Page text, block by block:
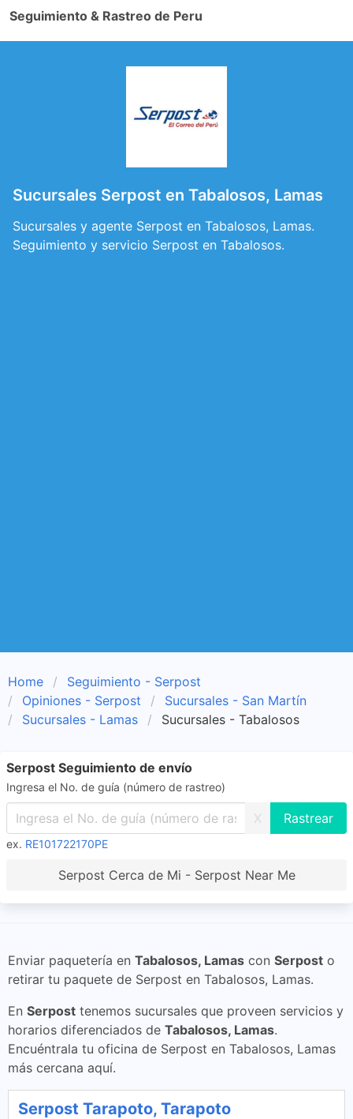
Seguimiento & Rastreo de Peru
Sucursales Serpost en Tabalosos, Lamas
Sucursales y agente Serpost en Tabalosos, Lamas.
Seguimiento y servicio Serpost en Tabalosos.
Home
Seguimiento - Serpost
Opiniones - Serpost
Sucursales - San Martín
Sucursales - Lamas
Sucursales - Tabalosos
Serpost Seguimiento de envío
Ingresa el No. de guía (número de rastreo)
X
ex. RE101722170PE
Serpost Cerca de Mi - Serpost Near Me
Enviar paquetería en Tabalosos, Lamas con Serpost o
retirar tu paquete de Serpost en Tabalosos, Lamas.
En Serpost tenemos sucursales que proveen servicios y
horarios diferenciados de Tabalosos, Lamas.
Encuéntrala tu oficina de Serpost en Tabalosos, Lamas
más cercana aquí.
Serpost Tarapoto, Tarapoto